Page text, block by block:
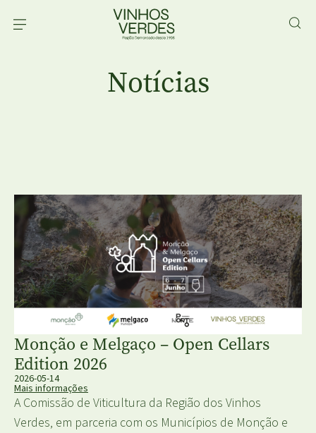
Notícias
Monção e Melgaço – Open Cellars
Edition 2026
2026-05-14
Mais informações
A Comissão de Viticultura da Região dos Vinhos
Verdes, em parceria com os Municípios de Monção e